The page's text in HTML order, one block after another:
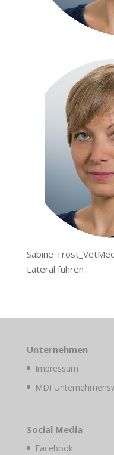
Sabine
Lateral führen
Unternehmen
Impressum
MDI
Social Media
Facebook